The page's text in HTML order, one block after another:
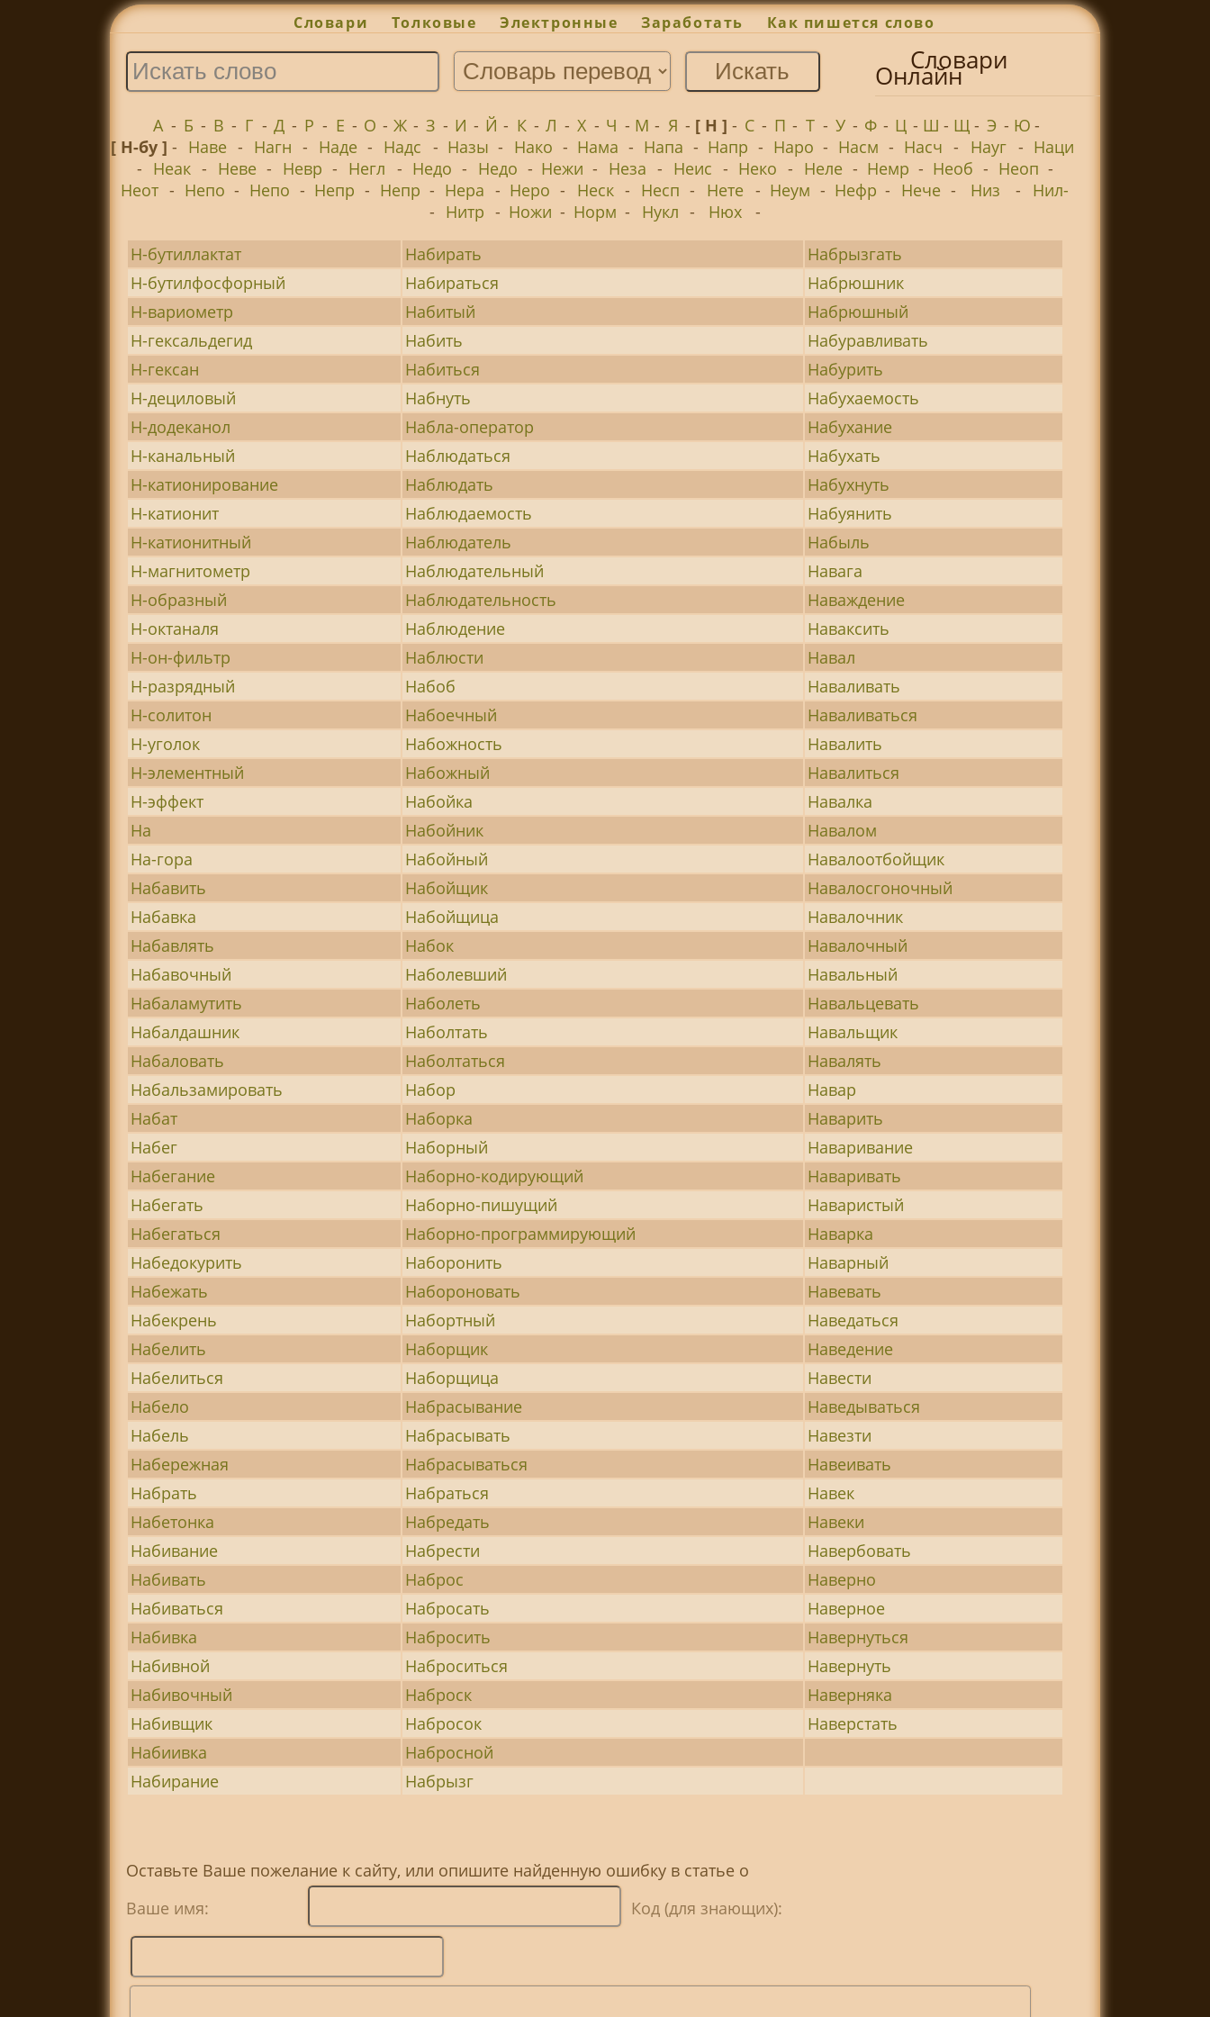
Словари Толковые Электронные Заработать Как пишется слово
Словари
Онлайн
А - Б - В - Г - Д - Р - Е - О - Ж - З - И - Й - К - Л - Х - Ч - М - Я - [ Н ] - С - П - Т - У - Ф - Ц - Ш - Щ- Э - Ю-
[ Н-бу ]- Наве - Нагн - Наде - Надс - Назы - Нако - Нама - Напа - Напр - Наро - Насм - Насч - Науг - Наци
- Неак - Неве - Невр - Негл - Недо - Недо - Нежи - Неза - Неис - Неко - Неле - Немр - Необ - Неоп -
Неот - Непо - Непо - Непр - Непр - Нера - Неро - Неск - Несп - Нете - Неум - Нефр - Нече - Низ -
Нил-
- Нитр - Ножи - Норм - Нукл - Нюх
-
Н-бутиллактат
Набирать
Набрызгать
Н-бутилфосфорный
Набираться
Набрюшник
Н-вариометр
Набитый
Набрюшный
Н-гексальдегид
Набить
Набуравливать
Н-гексан
Набиться
Набурить
Н-дециловый
Набнуть
Набухаемость
Н-додеканол
Набла-оператор
Набухание
Н-канальный
Наблюдаться
Набухать
Н-катионирование
Наблюдать
Набухнуть
Н-катионит
Наблюдаемость
Набуянить
Н-катионитный
Наблюдатель
Набыль
Н-магнитометр
Наблюдательный
Навага
Н-образный
Наблюдательность
Наваждение
Н-октаналя
Наблюдение
Наваксить
Н-он-фильтр
Наблюсти
Навал
Н-разрядный
Набоб
Наваливать
Н-солитон
Набоечный
Наваливаться
Н-уголок
Набожность
Навалить
Н-элементный
Набожный
Навалиться
Н-эффект
Набойка
Навалка
На
Набойник
Навалом
На-гора
Набойный
Навалоотбойщик
Набавить
Набойщик
Навалосгоночный
Набавка
Набойщица
Навалочник
Набавлять
Набок
Навалочный
Набавочный
Наболевший
Навальный
Набаламутить
Наболеть
Навальцевать
Набалдашник
Наболтать
Навальщик
Набаловать
Наболтаться
Навалять
Набальзамировать
Набор
Навар
Набат
Наборка
Наварить
Набег
Наборный
Наваривание
Набегание
Наборно-кодирующий
Наваривать
Набегать
Наборно-пишущий
Наваристый
Набегаться
Наборно-программирующий
Наварка
Набедокурить
Наборонить
Наварный
Набежать
Набороновать
Навевать
Набекрень
Набортный
Наведаться
Набелить
Наборщик
Наведение
Набелиться
Наборщица
Навести
Набело
Набрасывание
Наведываться
Набель
Набрасывать
Навезти
Набережная
Набрасываться
Навеивать
Набрать
Набраться
Навек
Набетонка
Набредать
Навеки
Набивание
Набрести
Навербовать
Набивать
Наброс
Наверно
Набиваться
Набросать
Наверное
Набивка
Набросить
Навернуться
Набивной
Наброситься
Навернуть
Набивочный
Наброск
Наверняка
Набивщик
Набросок
Наверстать
Набиивка
Набросной
Набирание
Набрызг
Оставьте Ваше пожелание к сайту, или опишите найденную ошибку в статье о
Ваше имя:
Код (для знающих):